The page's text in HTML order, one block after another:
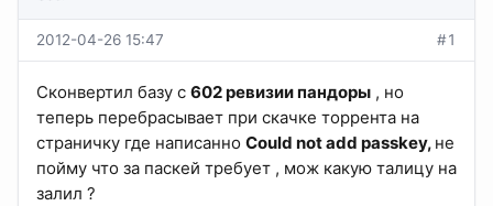
2012-04-26 15:47 #1
Сконвертил базу с 602 ревизии пандоры , но
теперь перебрасывает при скачке торрента на
страничку где написанно Could not add passkey, не
пойму что за паскей требует , мож какую талицу на
залил ?